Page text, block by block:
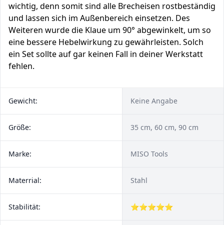
wichtig, denn somit sind alle Brecheisen rostbeständig
und lassen sich im Außenbereich einsetzen. Des
Weiteren wurde die Klaue um 90° abgewinkelt, um so
eine bessere Hebelwirkung zu gewährleisten. Solch
ein Set sollte auf gar keinen Fall in deiner Werkstatt
fehlen.
Gewicht: Keine Angabe
Größe: 35 cm, 60 cm, 90 cm
Marke: MISO Tools
Materrial: Stahl
Stabilität: ⭐⭐⭐⭐⭐